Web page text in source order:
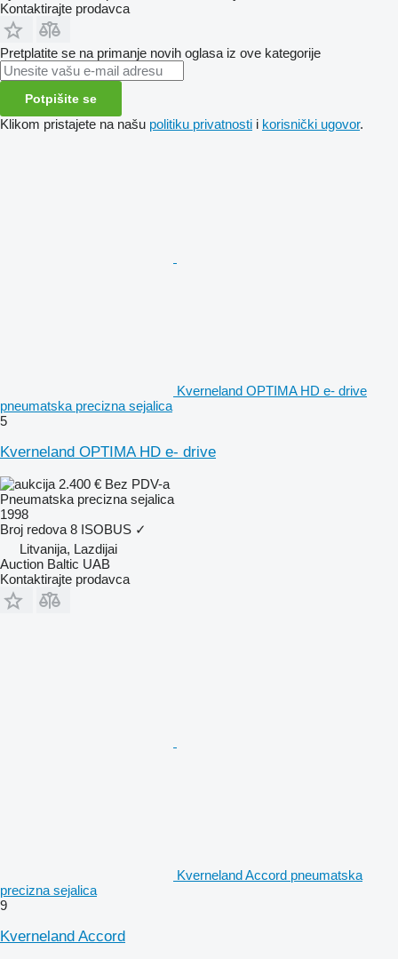
Kontaktirajte prodavca
Pretplatite se na primanje novih oglasa iz ove kategorije
Potpišite se
Klikom pristajete na našu politiku privatnosti i korisnički ugovor.
Kverneland OPTIMA HD e- drive
pneumatska precizna sejalica
5
Kverneland OPTIMA HD e- drive
2.400 € Bez PDV-a
Pneumatska precizna sejalica
1998
Broj redova 8 ISOBUS ✓
Litvanija, Lazdijai
Auction Baltic UAB
Kontaktirajte prodavca
Kverneland Accord pneumatska
precizna sejalica
9
Kverneland Accord